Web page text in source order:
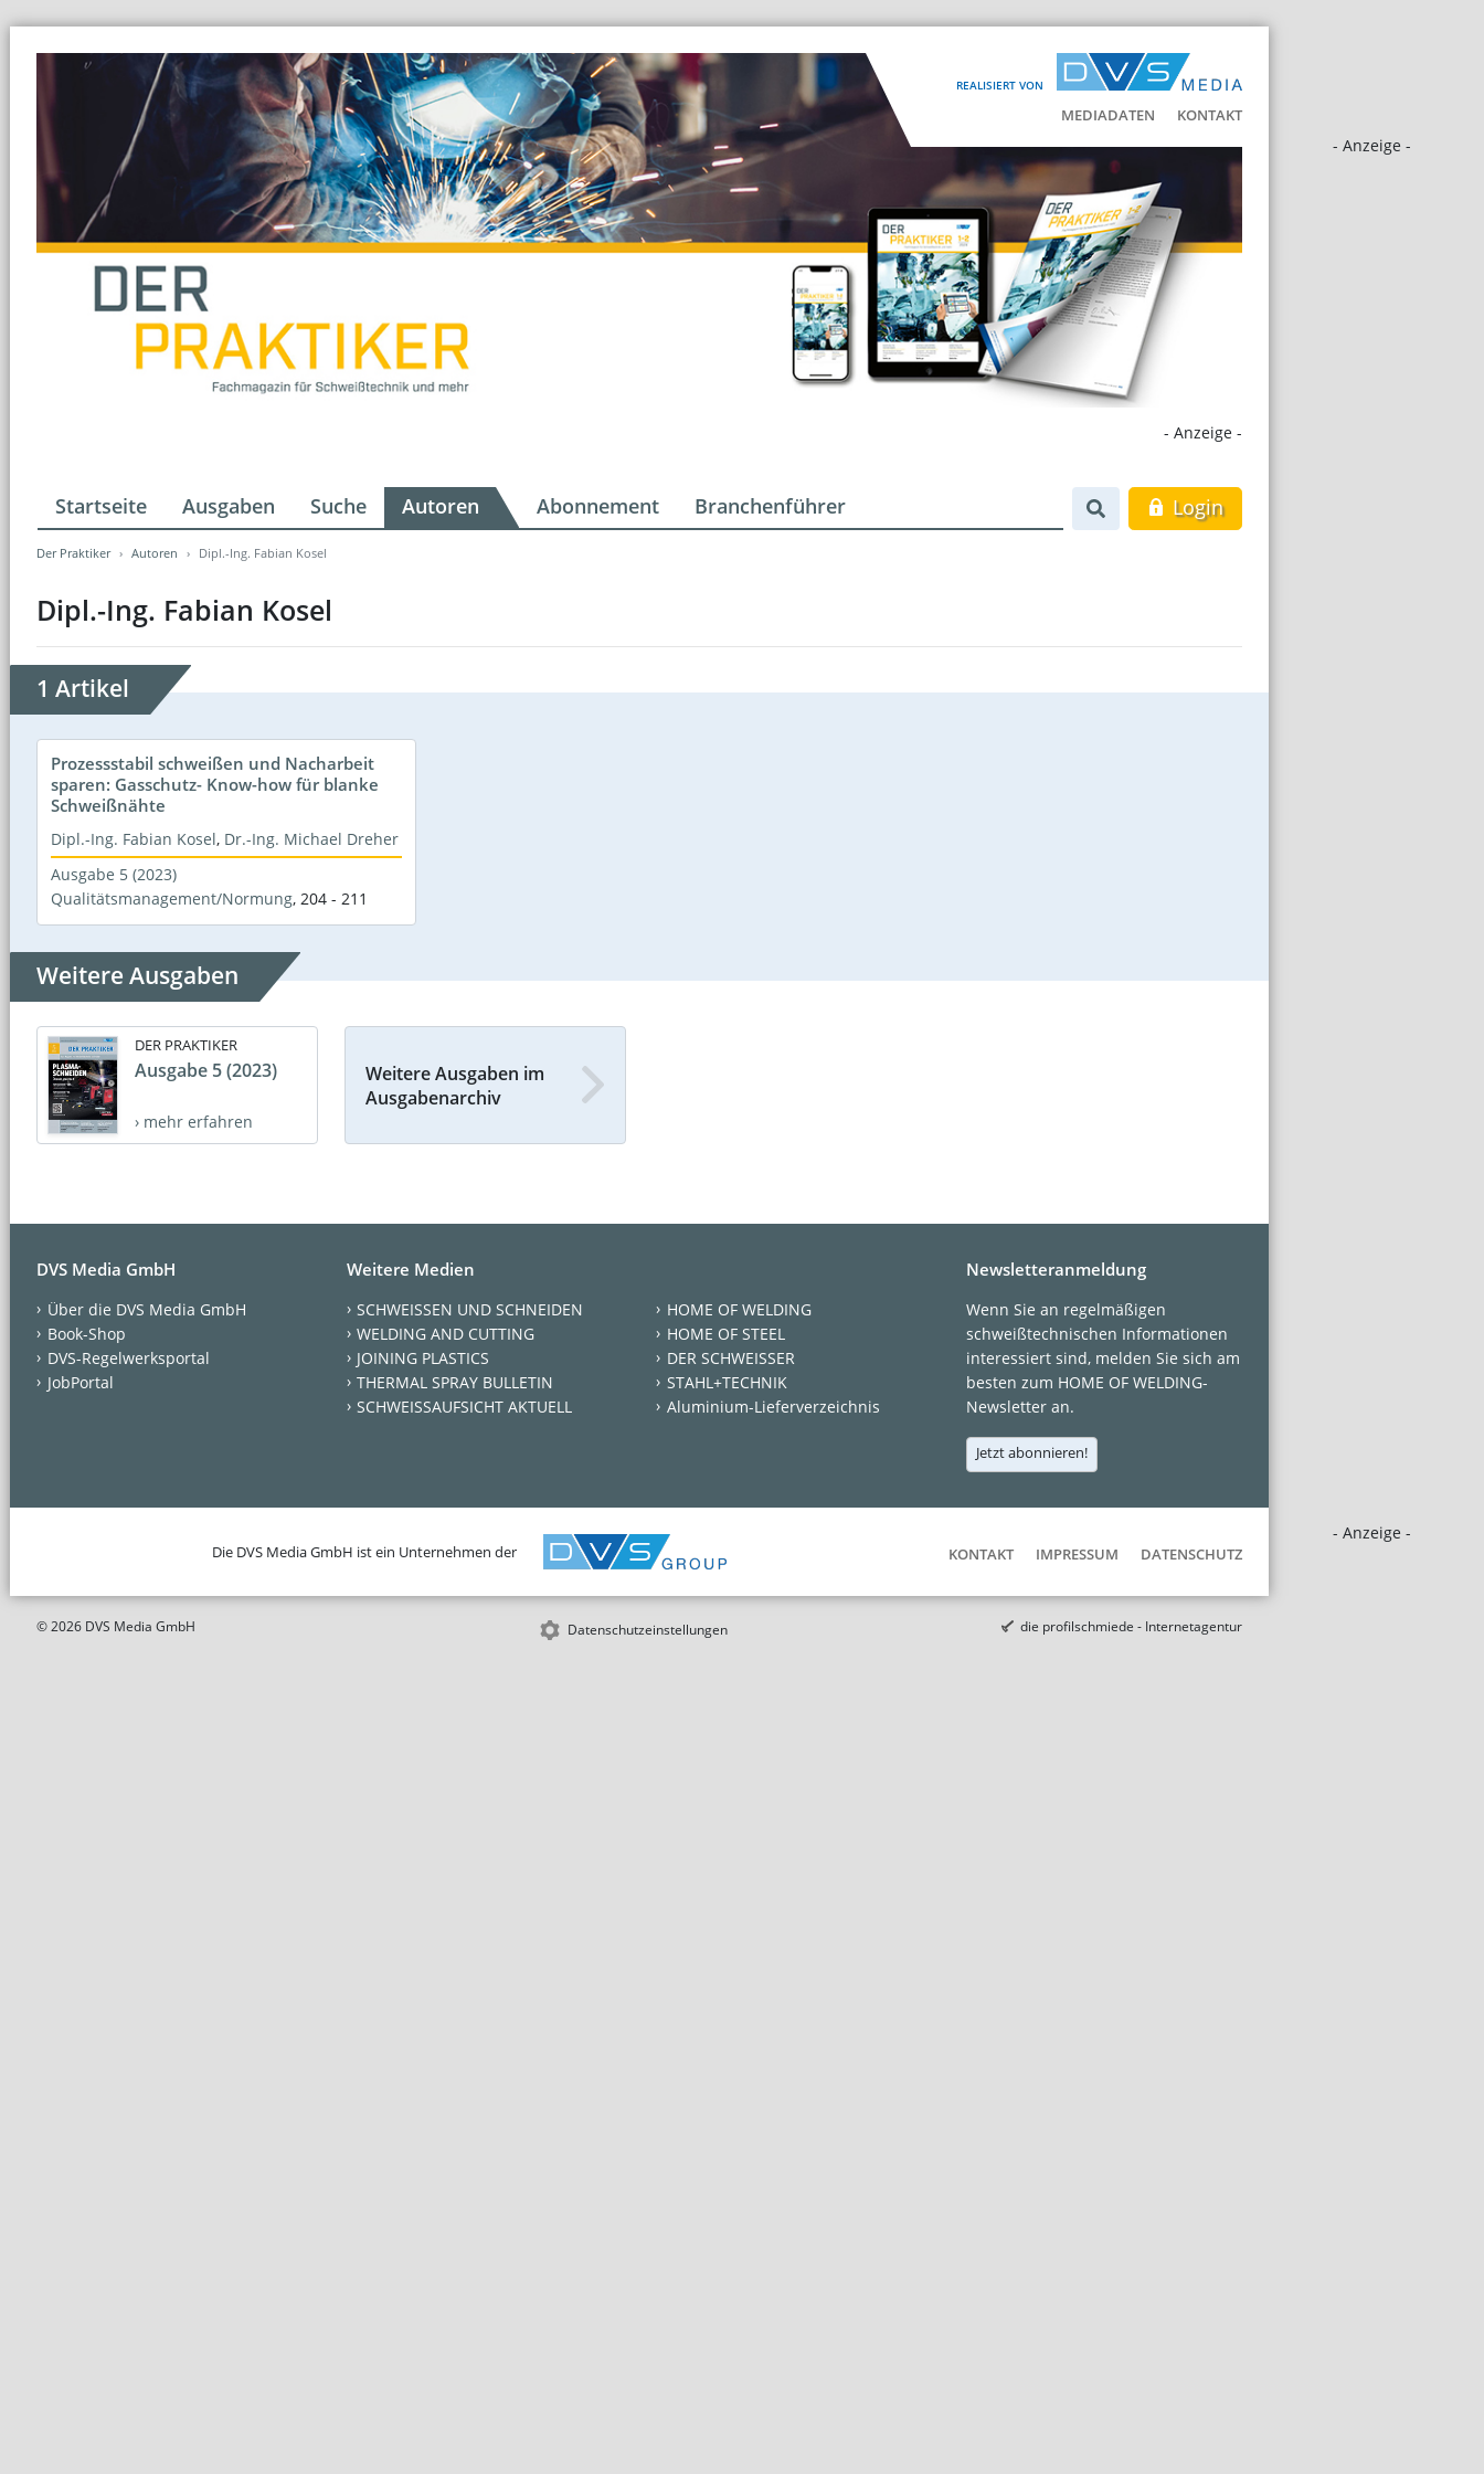
REALISIERT VON
MEDIADATEN KONTAKT
- Anzeige -
- Anzeige -
- Anzeige -
Startseite Ausgaben Suche Autoren Abonnement Branchenführer Login
Der Praktiker Autoren Dipl.-Ing. Fabian Kosel
Dipl.-Ing. Fabian Kosel
1 Artikel
Prozessstabil schweißen und Nacharbeit
sparen: Gasschutz- Know-how für blanke
Schweißnähte
Dipl.-Ing. Fabian Kosel, Dr.-Ing. Michael Dreher
Ausgabe 5 (2023)
Qualitätsmanagement/Normung, 204 - 211
Weitere Ausgaben
DER PRAKTIKER
Ausgabe 5 (2023)
› mehr erfahren
Weitere Ausgaben im
Ausgabenarchiv
DVS Media GmbH
Über die DVS Media GmbH
Book-Shop
DVS-Regelwerksportal
JobPortal
Weitere Medien
SCHWEISSEN UND SCHNEIDEN
WELDING AND CUTTING
JOINING PLASTICS
THERMAL SPRAY BULLETIN
SCHWEISSAUFSICHT AKTUELL
HOME OF WELDING
HOME OF STEEL
DER SCHWEISSER
STAHL+TECHNIK
Aluminium-Lieferverzeichnis
Newsletteranmeldung
Wenn Sie an regelmäßigen
schweißtechnischen Informationen
interessiert sind, melden Sie sich am
besten zum HOME OF WELDING-
Newsletter an.
Jetzt abonnieren!
Die DVS Media GmbH ist ein Unternehmen der KONTAKT IMPRESSUM DATENSCHUTZ
© 2026 DVS Media GmbH Datenschutzeinstellungen die profilschmiede - Internetagentur